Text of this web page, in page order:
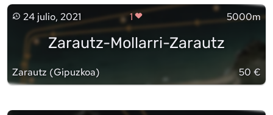
24 julio, 2021 1 5000m
Zarautz-Mollarri-Zarautz
Zarautz (Gipuzkoa) 50 €